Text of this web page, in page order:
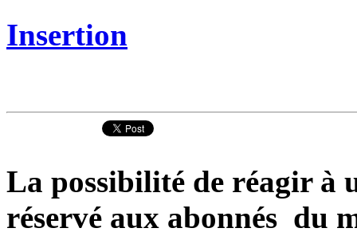
Insertion
La possibilité de réagir à
réservé aux abonnés du